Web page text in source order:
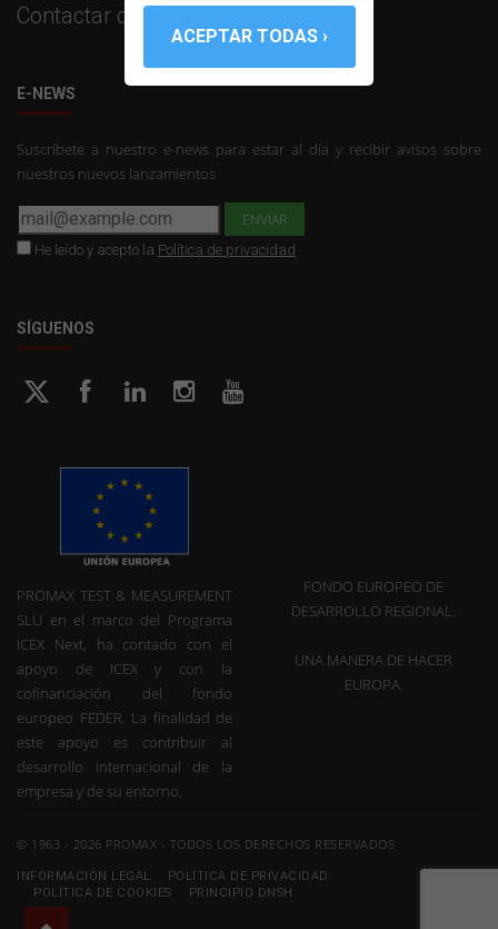
Contactar con PROMAX
E-NEWS
Suscríbete a nuestro e-news para estar al día y recibir avisos sobre
nuestros nuevos lanzamientos
He leído y acepto la Política de privacidad
SÍGUENOS
PROMAX TEST & MEASUREMENT
SLU en el marco del Programa
ICEX Next, ha contado con el
apoyo de ICEX y con la
cofinanciación del fondo
europeo FEDER. La finalidad de
este apoyo es contribuir al
desarrollo internacional de la
empresa y de su entorno.
FONDO EUROPEO DE
DESARROLLO REGIONAL.
UNA MANERA DE HACER
EUROPA.
© 1963 - 2026 PROMAX - TODOS LOS DERECHOS RESERVADOS
INFORMACIÓN LEGAL
POLÍTICA DE PRIVACIDAD
POLÍTICA DE COOKIES
PRINCIPIO DNSH